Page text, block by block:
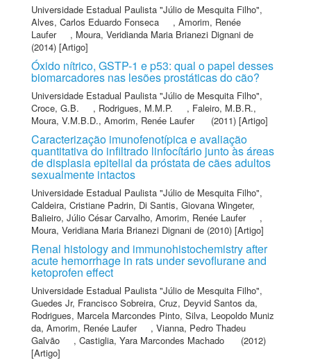
Universidade Estadual Paulista "Júlio de Mesquita Filho",
Alves, Carlos Eduardo Fonseca
, Amorim, Renée
Laufer
, Moura, Veridianda Maria Brianezi Dignani de
(2014) [Artigo]
Óxido nítrico, GSTP-1 e p53: qual o papel desses
biomarcadores nas lesões prostáticas do cão?
Universidade Estadual Paulista "Júlio de Mesquita Filho",
Croce, G.B.
, Rodrigues, M.M.P. , Faleiro, M.B.R.,
Moura, V.M.B.D., Amorim, Renée Laufer (2011) [Artigo]
Caracterização imunofenotípica e avaliação
quantitativa do infiltrado linfocítário junto às áreas
de displasia epitelial da próstata de cães adultos
sexualmente intactos
Universidade Estadual Paulista "Júlio de Mesquita Filho",
Caldeira, Cristiane Padrin, Di Santis, Giovana Wingeter,
Balieiro, Júlio César Carvalho, Amorim, Renée Laufer
,
Moura, Veridiana Maria Brianezi Dignani de (2010) [Artigo]
Renal histology and immunohistochemistry after
acute hemorrhage in rats under sevoflurane and
ketoprofen effect
Universidade Estadual Paulista "Júlio de Mesquita Filho",
Guedes Jr, Francisco Sobreira, Cruz, Deyvid Santos da,
Rodrigues, Marcela Marcondes Pinto, Silva, Leopoldo Muniz
da, Amorim, Renée Laufer , Vianna, Pedro Thadeu
Galvão
, Castiglia, Yara Marcondes Machado
(2012)
[Artigo]